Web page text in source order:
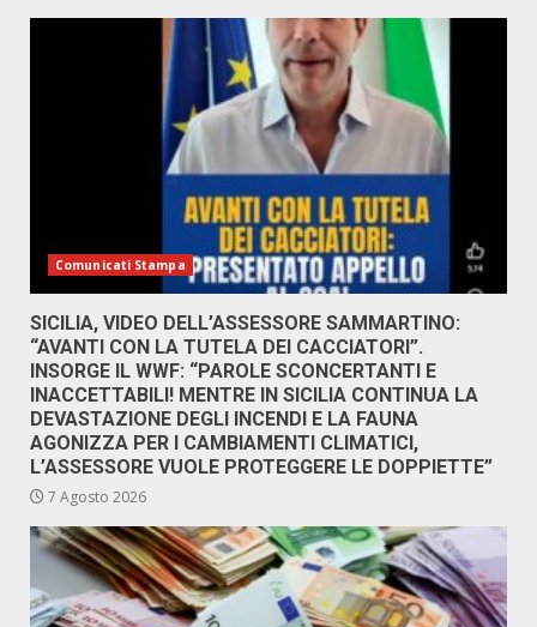
Comunicati Stampa
SICILIA, VIDEO DELL’ASSESSORE SAMMARTINO:
“AVANTI CON LA TUTELA DEI CACCIATORI”.
INSORGE IL WWF: “PAROLE SCONCERTANTI E
INACCETTABILI! MENTRE IN SICILIA CONTINUA LA
DEVASTAZIONE DEGLI INCENDI E LA FAUNA
AGONIZZA PER I CAMBIAMENTI CLIMATICI,
L’ASSESSORE VUOLE PROTEGGERE LE DOPPIETTE”
7 Agosto 2026